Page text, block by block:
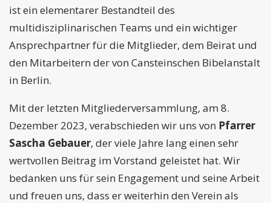
ist ein elementarer Bestandteil des
multidisziplinarischen Teams und ein wichtiger
Ansprechpartner für die Mitglieder, dem Beirat und
den Mitarbeitern der von Cansteinschen Bibelanstalt
in Berlin.
Mit der letzten Mitgliederversammlung, am 8.
Dezember 2023, verabschieden wir uns von Pfarrer
Sascha Gebauer, der viele Jahre lang einen sehr
wertvollen Beitrag im Vorstand geleistet hat. Wir
bedanken uns für sein Engagement und seine Arbeit
und freuen uns, dass er weiterhin den Verein als